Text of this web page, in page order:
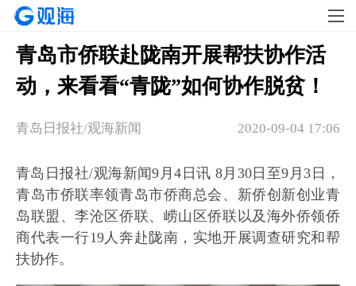
青岛市侨联赴陇南开展帮扶协作活
动，来看看“青陇”如何协作脱贫！
2020-09-04 17:06
青岛日报社/观海新闻
青岛日报社/观海新闻9月4日讯 8月30日至9月3日，
青岛市侨联率领青岛市侨商总会、新侨创新创业青
岛联盟、李沧区侨联、崂山区侨联以及海外侨领侨
商代表一行19人奔赴陇南，实地开展调查研究和帮
扶协作。